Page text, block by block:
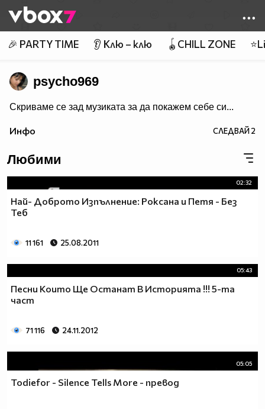
👾
🎉 PARTY TIME 👂 Клю – клю 🪀CHILL ZONE
psycho969
Скриваме се зад музиката за да покажем себе си...
Инфо СЛЕДВАЙ2
Любими
02:32
Най- Доброто Изпълнение: Роксана и Петя - Без
Теб
11 161 25.08.2011
05:43
Песни Които Ще Останат В Историята !!! 5-та
част
71 116 24.11.2012
05:05
Todiefor - Silence Tells More - превод